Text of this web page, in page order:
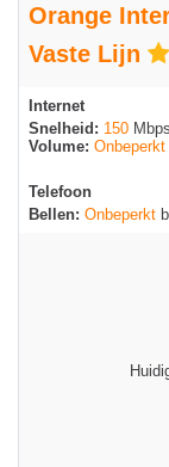
Orange
Vaste Lijn
Internet
Snelheid: 150 Mbps
Volume: Onbeperkt
Telefoon
Bellen: Onbeperkt